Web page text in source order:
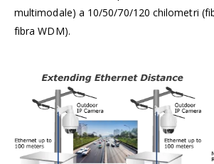
multimodale) a 10/50/70/120 chilometri
fibra WDM).